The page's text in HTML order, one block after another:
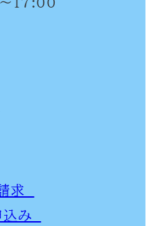
求
込み